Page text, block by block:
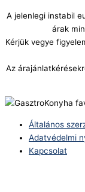
A jelenlegi instabil
árak
Kérjük vegye
Az
Általános
Adatvédelmi
Kapcsolat